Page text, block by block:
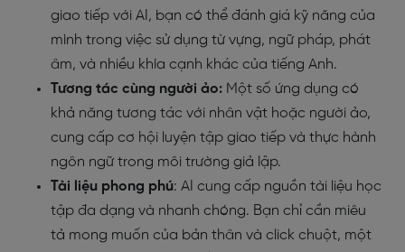
giao tiếp với AI, bạn có thể đánh giá kỹ năng của
mình trong việc sử dụng từ vựng, ngữ pháp, phát
âm, và nhiều khía cạnh khác của tiếng Anh.
Tương tác cùng người ảo: Một số ứng dụng có
khả năng tương tác với nhân vật hoặc người ảo,
cung cấp cơ hội luyện tập giao tiếp và thực hành
ngôn ngữ trong môi trường giả lập.
Tài liệu phong phú: AI cung cấp nguồn tài liệu học
tập đa dạng và nhanh chóng. Bạn chỉ cần miêu
tả mong muốn của bản thân và click chuột, một